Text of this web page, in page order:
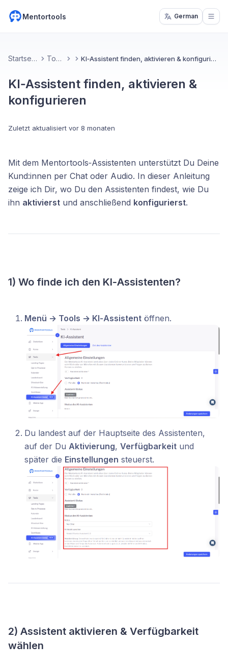
Mentortools German
Startseite Tools KI‑Assistent finden, aktivieren & konfigurieren
KI‑Assistent finden, aktivieren &
konfigurieren
Zuletzt aktualisiert vor 8 monaten
Mit dem Mentortools‑Assistenten unterstützt Du Deine
Kund:innen per Chat oder Audio. In dieser Anleitung
zeige ich Dir, wo Du den Assistenten findest, wie Du
ihn aktivierst und anschließend konfigurierst.
1) Wo finde ich den KI‑Assistenten?
Menü → Tools → KI‑Assistent öffnen.
Du landest auf der Hauptseite des Assistenten,
auf der Du Aktivierung, Verfügbarkeit und
später die Einstellungen steuerst.
2) Assistent aktivieren & Verfügbarkeit
wählen